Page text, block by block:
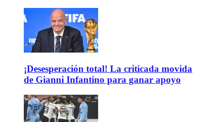
¡Desesperación total! La criticada movida
de Gianni Infantino para ganar apoyo